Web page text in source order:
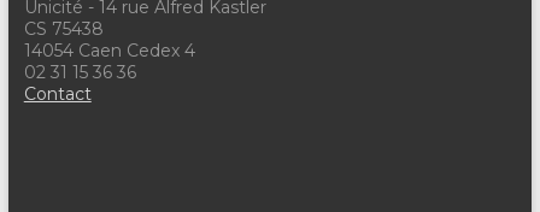
Unicité - 14 rue Alfred Kastler
CS 75438
14054 Caen Cedex 4
02 31 15 36 36
Contact